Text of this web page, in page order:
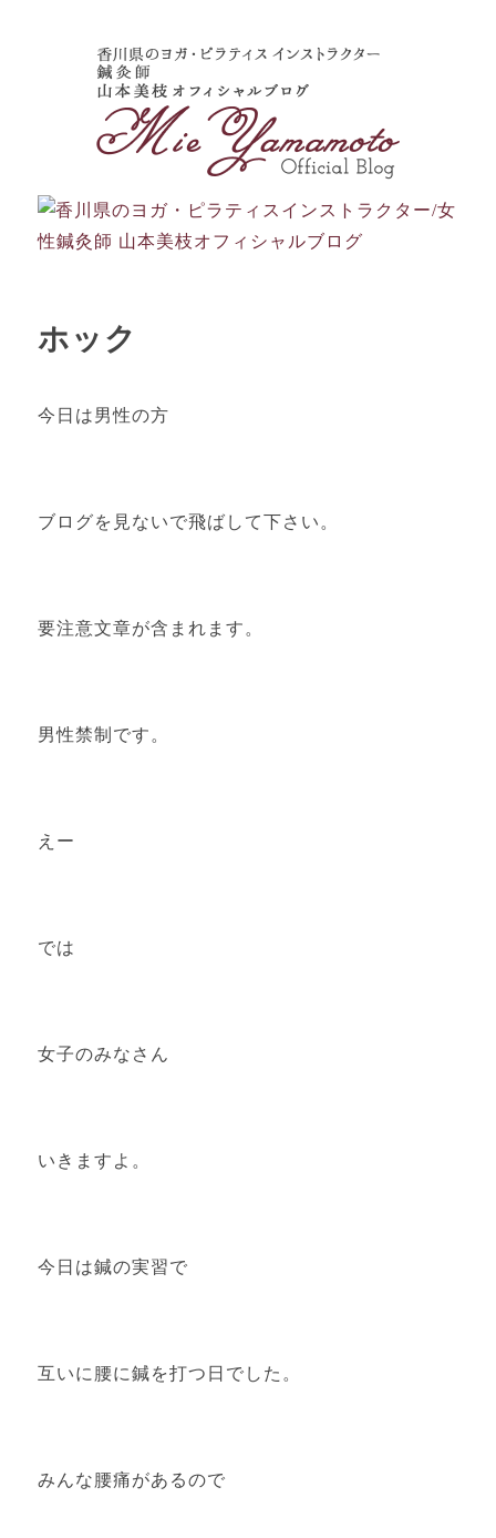
ホック
今日は男性の方
ブログを見ないで飛ばして下さい。
要注意文章が含まれます。
男性禁制です。
えー
では
女子のみなさん
いきますよ。
今日は鍼の実習で
互いに腰に鍼を打つ日でした。
みんな腰痛があるので